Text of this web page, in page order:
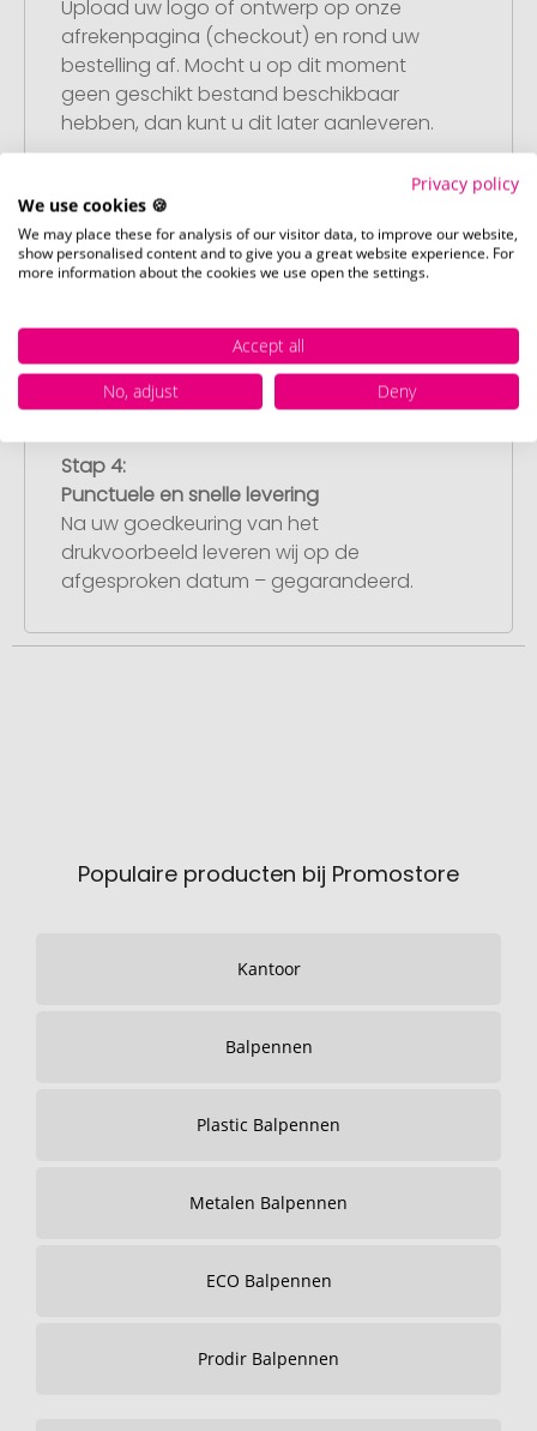
Upload uw logo of ontwerp op onze
afrekenpagina (checkout) en rond uw
bestelling af. Mocht u op dit moment
geen geschikt bestand beschikbaar
hebben, dan kunt u dit later aanleveren.
Stap 3:
Artikelvoorbeeld en goedkeuring
U ontvangt van ons een gratis
dit heeft goedgekeurd, starten wij direct
met de productie.
Stap 4:
Punctuele en snelle levering
Na uw goedkeuring van het
drukvoorbeeld leveren wij op de
afgesproken datum – gegarandeerd.
Populaire producten bij Promostore
Kantoor
Balpennen
Plastic Balpennen
Metalen Balpennen
ECO Balpennen
Prodir Balpennen
Privacy policy
We use cookies 🍪
We may place these for analysis of our visitor data, to improve our website,
show personalised content and to give you a great website experience. For
more information about the cookies we use open the settings.
Accept all
No, adjust
Deny